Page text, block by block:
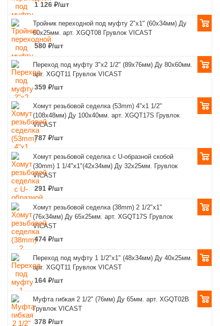
1 126 ₽/шт
Тройник переходной под муфту 2"x1" (60x34мм) Ду
60x25мм. арт. XGQT08 Грувлок VICAST
580 ₽/шт
Переход под муфту 3"x2 1/2" (89х76мм) Ду 80х60мм.
арт. XGQT11 Грувлок VICAST
359 ₽/шт
Хомут резьбовой седелка (53mm) 4"x1 1/2"
(108x48мм) Ду 100х40мм. арт. XGQT17S Грувлок
VICAST
787 ₽/шт
Хомут резьбовой седелка с U-образной скобой
(30mm) 1 1/4"х1"(42х34мм) Ду 32х25мм. Грувлок
VICAST
291 ₽/шт
Хомут резьбовой седелка (38mm) 2 1/2"x1"
(76x34мм) Ду 65х25мм. арт. XGQT17S Грувлок
VICAST
474 ₽/шт
Переход под муфту 1 1/2"x1" (48х34мм) Ду 40х25мм.
арт. XGQT11 Грувлок VICAST
164 ₽/шт
Муфта гибкая 2 1/2" (76мм) Ду 65мм. арт. XGQT02B
Грувлок VICAST
378 ₽/шт